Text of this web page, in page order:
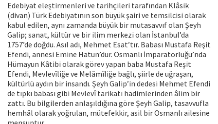
Edebiyat eleştirmenleri ve tarihçileri tarafından Klâsik
(divan) Türk Edebiyatının son büyük şairi ve temsilcisi olarak
kabul edilen, aynı zamanda büyük bir mutasavvıf olan Şeyh
Galip; sanat, kültür ve bir ilim merkezi olan İstanbul’da
1757’de doğdu. Asıl adı, Mehmet Esat’tır. Babası Mustafa Reşit
Efendi, annesi Emine Hatun’dur. Osmanlı İmparatorluğu’nda
Hümayun Kâtibi olarak görev yapan baba Mustafa Reşit
Efendi, Mevlevîliğe ve Melâmîliğe bağlı, şiirle de uğraşan,
kültürlü aydın bir insandı. Şeyh Galip’in dedesi Mehmet Efendi
de tıpkı babası gibi Mevlevî tarikatı hadimlerinden âlim bir
zattı. Bu bilgilerden anlaşıldığına göre Şeyh Galip, tasavvufla
hemhâl olarak yoğrulan, mütefekkir, asil bir Osmanlı ailesine